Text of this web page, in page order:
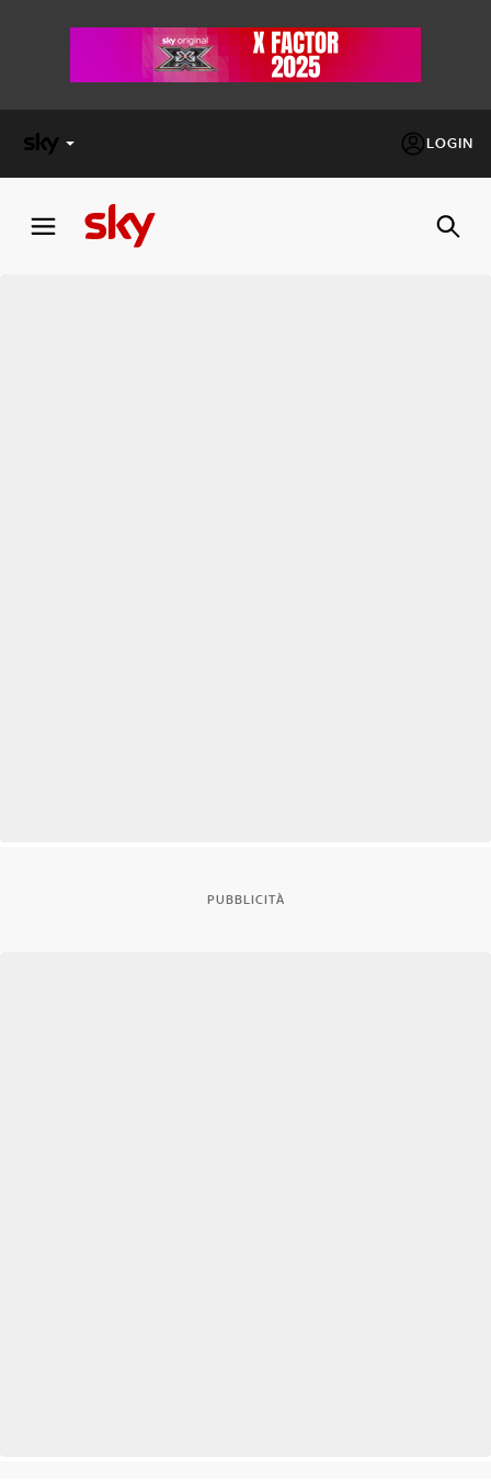
LOGIN
FACTOR
PUBBLICITÀ